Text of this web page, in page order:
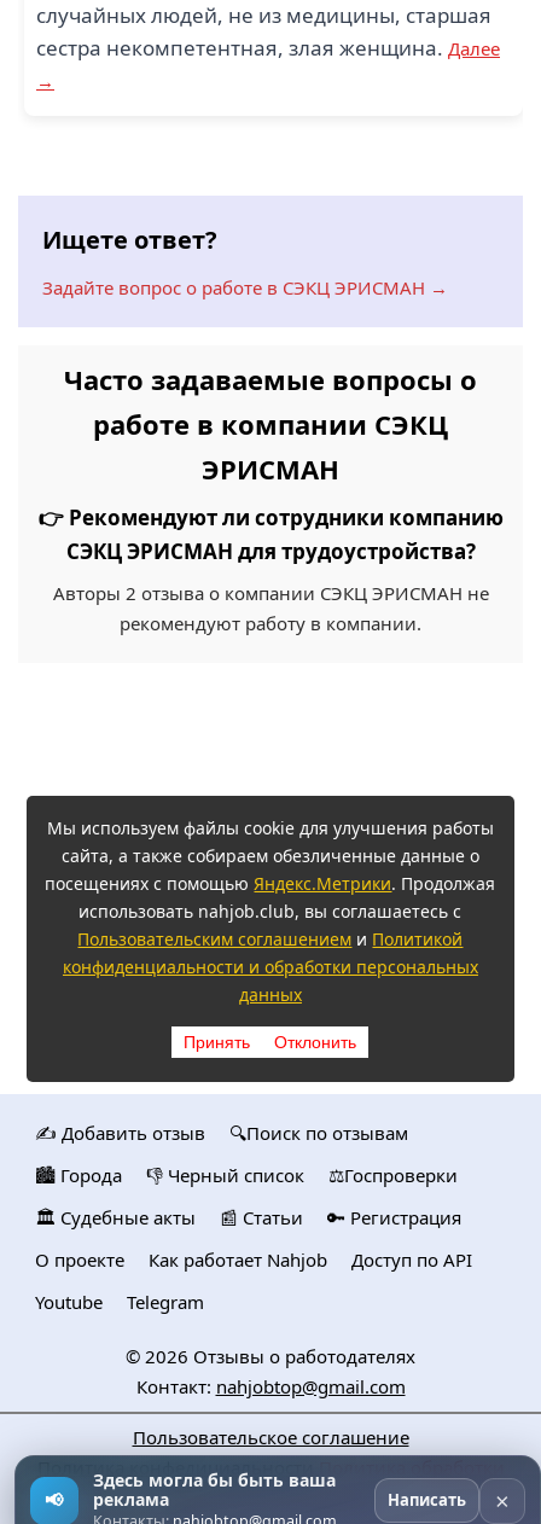
случайных людей, не из медицины, старшая
сестра некомпетентная, злая женщина. Далее
→
Ищете ответ?
Задайте вопрос о работе в СЭКЦ ЭРИСМАН →
Часто задаваемые вопросы о
работе в компании СЭКЦ
ЭРИСМАН
👉 Рекомендуют ли сотрудники компанию
СЭКЦ ЭРИСМАН для трудоустройства?
Авторы 2 отзыва о компании СЭКЦ ЭРИСМАН не
рекомендуют работу в компании.
Мы используем файлы cookie для улучшения работы
сайта, а также собираем обезличенные данные о
посещениях с помощьюЯндекс.Метрики. Продолжая
использовать nahjob.club, вы соглашаетесь с
Пользовательским соглашением и Политикой
конфиденциальности и обработки персональных
данных
Принять Отклонить
✍️ Добавить отзыв
🔍Поиск по отзывам
🏙️ Городa
👎 Черный список
⚖️Госпроверки
🏛️ Судебные акты
📰 Статьи
🔑 Регистрация
О проекте
Как работает Nahjob
Доступ по API
Youtube
Telegram
© 2026 Отзывы о работодателях
Контакт: nahjobtop@gmail.com
Пользовательское соглашение
Политика конфедициальности
персональных данных
📢
Здесь могла бы быть ваша
реклама
Написать ×